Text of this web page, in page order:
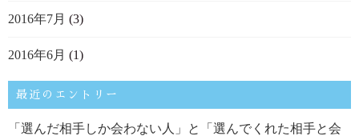
2016年7月 (3)
2016年6月 (1)
最近のエントリー
「選んだ相手しか会わない人」と「選んでくれた相手と会